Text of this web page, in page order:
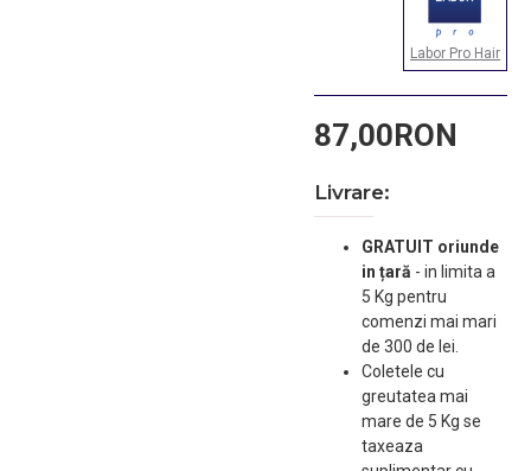
87,00RON
Labor Pro Hair
Livrare:
GRATUIT oriunde
in țară - in limita a
5 Kg pentru
comenzi mai mari
de 300 de lei.
Coletele cu
greutatea mai
mare de 5 Kg se
taxeaza